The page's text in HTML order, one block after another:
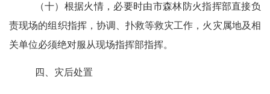
（十） 根据火情，必要时由市森林防火指挥部直接负
责现场的组织指挥，协调、扑救等救灾工作，火灾属地及相
关单位必须绝对服从现场指挥部指挥。
四、灾后处置